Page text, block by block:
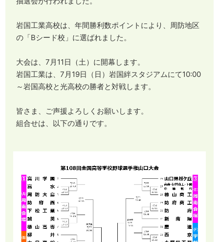
岩国工業高校は、年間勝利数ポイントにより、周防地区
の「Bシード校」に選ばれました。
大会は、7月11日（土）に開幕します。
岩国工業は、7月19日（日）岩国絆スタジアムにて10:00
～岩国高校と光高校の勝者と対戦します。
皆さま、ご声援よろしくお願いします。
組合せは、以下の通りです。